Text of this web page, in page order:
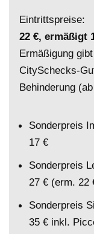
Eintrittspreise:
22 €, ermäßigt
Ermäßigung
CitySchecks-
Behinderung
Sonderpreis
17 €
Sonderpreis
27 € (erm. 22
Sonderpreis
35 € inkl.